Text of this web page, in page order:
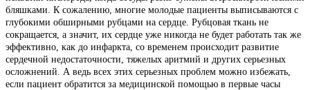
бляшками. К сожалению, многие молодые пациенты выписываются с
глубокими обширными рубцами на сердце. Рубцовая ткань не
сокращается, а значит, их сердце уже никогда не будет работать так же
эффективно, как до инфаркта, со временем происходит развитие
сердечной недостаточности, тяжелых аритмий и других серьезных
осложнений. А ведь всех этих серьезных проблем можно избежать,
если пациент обратится за медицинской помощью в первые часы